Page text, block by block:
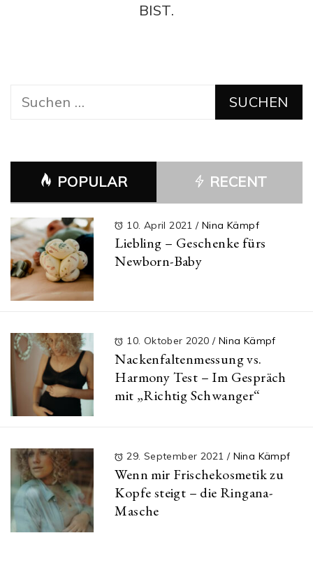
BIST.
Suchen
POPULAR RECENT
10. April 2021/ Nina Kämpf
Liebling – Geschenke fürs
Newborn-Baby
10. Oktober 2020 / Nina Kämpf
Nackenfaltenmessung vs.
Harmony Test – Im Gespräch
mit „Richtig Schwanger“
29. September 2021 / Nina Kämpf
Wenn mir Frischekosmetik zu
Kopfe steigt – die Ringana-
Masche